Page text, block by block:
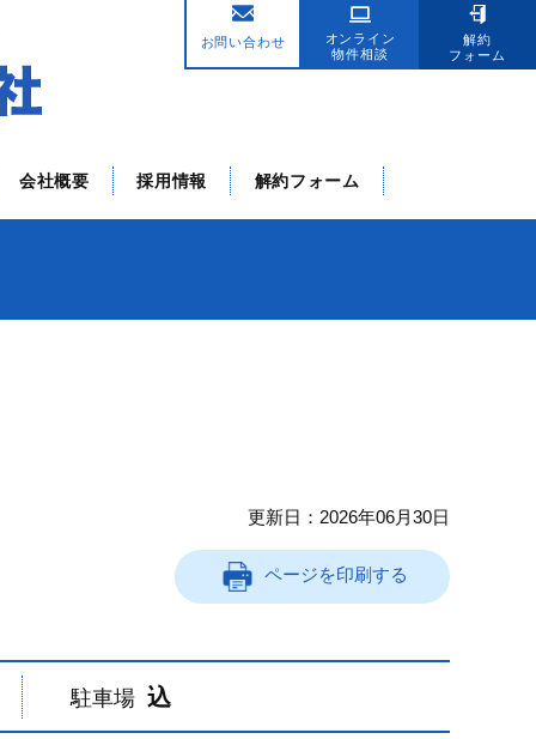
お問い合わせ
オンライン
物件相談
解約
フォーム
会社概要 採用情報 解約フォーム
更新日：2026年06月30日
ページを印刷する
駐車場 込